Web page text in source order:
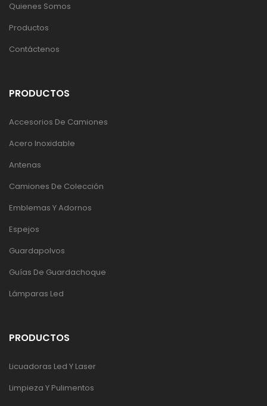
Quienes Somos
Productos
Contáctenos
PRODUCTOS
Accesorios De Camiones
Acero Inoxidable
Antenas
Camiones De Colección
Emblemas Y Adornos
Espejos
Guardapolvos
Guías De Guardachoque
Lámparas Led
PRODUCTOS
Licuadoras Led Y Laser
Limpieza Y Pulimentos